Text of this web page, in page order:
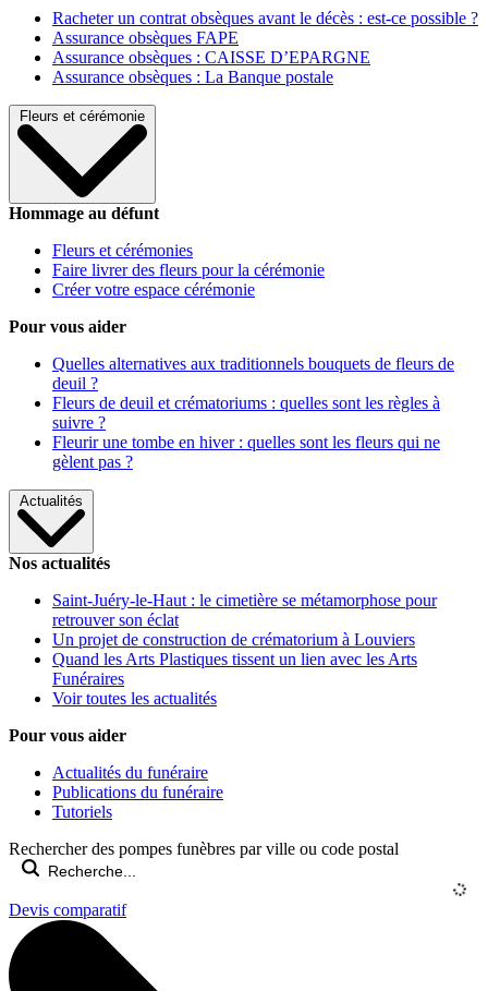
Racheter un contrat obsèques avant le décès : est-ce possible ?
Assurance obsèques FAPE
Assurance obsèques : CAISSE D’EPARGNE
Assurance obsèques : La Banque postale
Fleurs et cérémonie
Hommage au défunt
Fleurs et cérémonies
Faire livrer des fleurs pour la cérémonie
Créer votre espace cérémonie
Pour vous aider
Quelles alternatives aux traditionnels bouquets de fleurs de
deuil ?
Fleurs de deuil et crématoriums : quelles sont les règles à
suivre ?
Fleurir une tombe en hiver : quelles sont les fleurs qui ne
gèlent pas ?
Actualités
Nos actualités
Saint-Juéry-le-Haut : le cimetière se métamorphose pour
retrouver son éclat
Un projet de construction de crématorium à Louviers
Quand les Arts Plastiques tissent un lien avec les Arts
Funéraires
Voir toutes les actualités
Pour vous aider
Actualités du funéraire
Publications du funéraire
Tutoriels
Rechercher des pompes funèbres par ville ou code postal
Devis comparatif